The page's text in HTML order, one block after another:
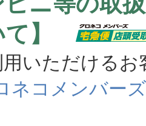
て】
いただけるお
ネコメンバーズ